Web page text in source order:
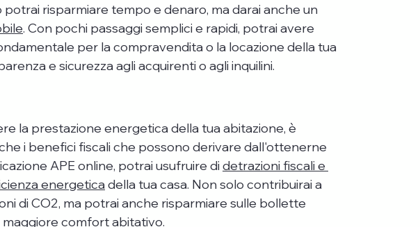
risparmiare tempo e denaro, ma darai anche un
. Con pochi passaggi semplici e rapidi, potrai avere
per la compravendita o la locazione della tua
e sicurezza agli acquirenti o agli inquilini.
la prestazione energetica della tua abitazione, è
i benefici fiscali che possono derivare dall'ottenerne
APE online, potrai usufruire di detrazioni fiscali e
energetica della tua casa. Non solo contribuirai a
di CO2, ma potrai anche risparmiare sulle bollette
comfort abitativo.